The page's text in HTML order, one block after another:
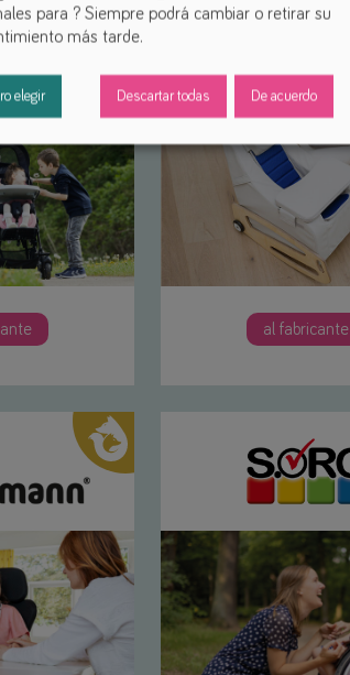
al fabricante
para ? Siempre podrá cambiar o retirar su
más tarde.
elegir Descartar todas De acuerdo